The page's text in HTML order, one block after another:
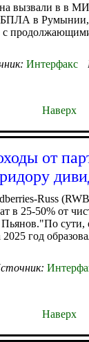
вызвали в в
БПЛА в
с
Интерфакс
Наверх
от
Russ
в 25-50% от
2025 год
Наверх